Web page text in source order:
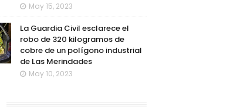
May 15, 2023
La Guardia Civil esclarece el
robo de 320 kilogramos de
cobre de un polígono industrial
de Las Merindades
May 10, 2023